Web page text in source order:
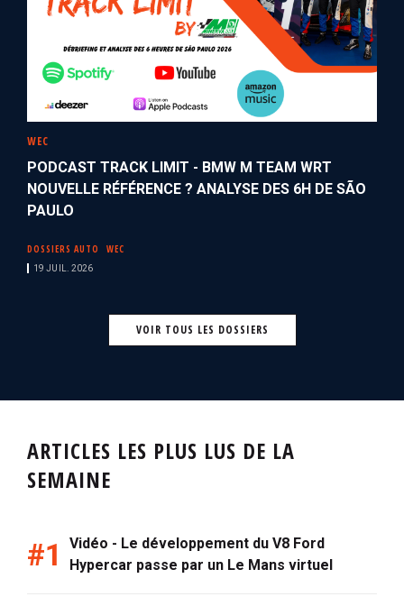
WEC
PODCAST TRACK LIMIT - BMW M TEAM WRT
NOUVELLE RÉFÉRENCE ? ANALYSE DES 6H DE SÃO
PAULO
DOSSIERS AUTO WEC
19 JUIL. 2026
VOIR TOUS LES DOSSIERS
ARTICLES LES PLUS LUS DE LA
SEMAINE
Vidéo - Le développement du V8 Ford
Hypercar passe par un Le Mans virtuel